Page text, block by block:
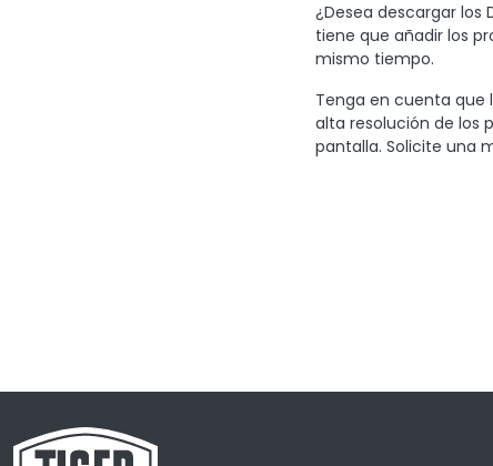
¿Desea descargar los
tiene que añadir los
mismo tiempo.
Tenga en cuenta que
alta resolución de los
pantalla. Solicite una